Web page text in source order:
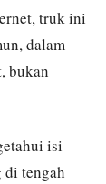
truk ini
dalam
bukan
isi
di tengah